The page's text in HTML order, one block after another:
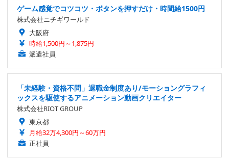
ゲーム感覚でコツコツ・ボタンを押すだけ・時間給1500円
株式会社ニチギワールド
大阪府
時給1,500円～1,875円
派遣社員
「未経験・資格不問」退職金制度あり/モーショングラフィ
ックスを駆使するアニメーション動画クリエイター
株式会社RIOT GROUP
東京都
月給32万4,300円～60万円
正社員